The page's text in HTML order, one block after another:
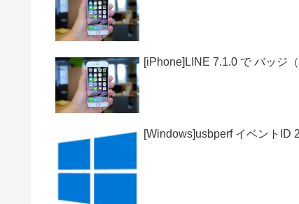
[iPhone]LINE 7.1.0 で バッジ
[Windows]usbperf イベントID